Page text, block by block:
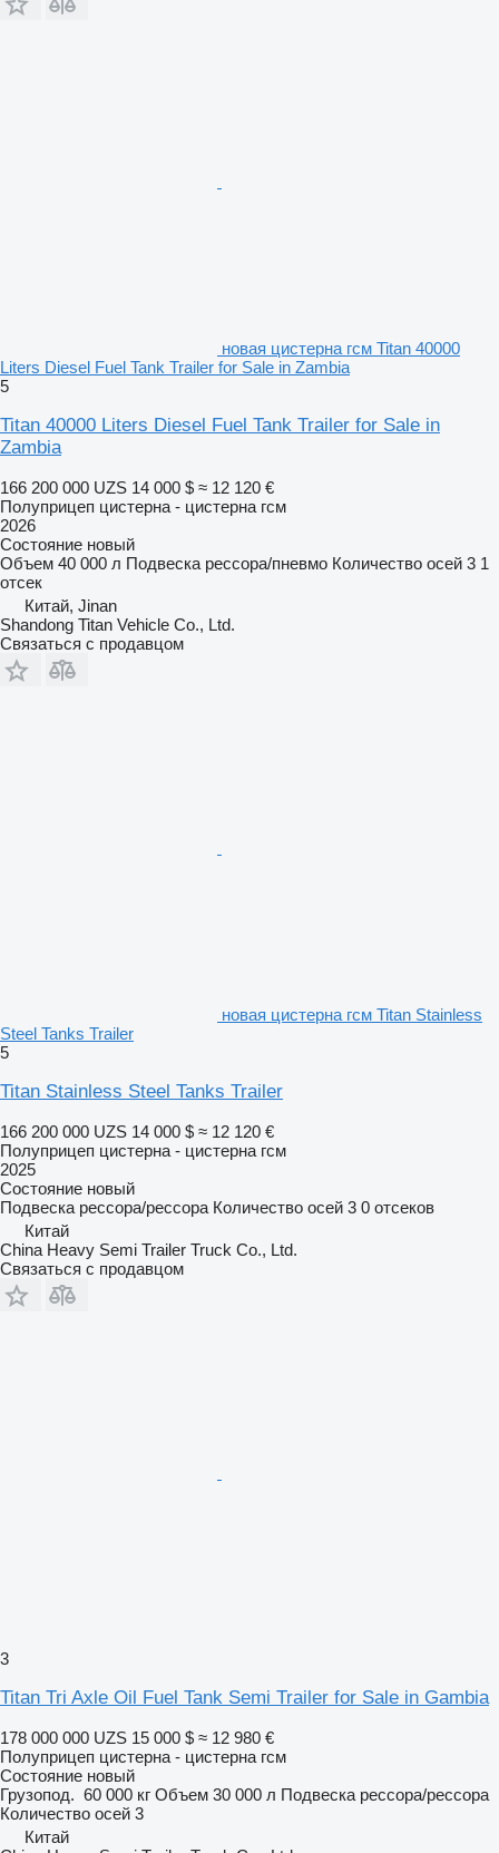
новая цистерна гсм Titan 40000
Liters Diesel Fuel Tank Trailer for Sale in Zambia
5
Titan 40000 Liters Diesel Fuel Tank Trailer for Sale in
Zambia
166 200 000 UZS 14 000 $ ≈ 12 120 €
Полуприцеп цистерна - цистерна гсм
2026
Состояние новый
Объем 40 000 л Подвеска рессора/пневмо Количество осей 3 1
отсек
Китай, Jinan
Shandong Titan Vehicle Co., Ltd.
Связаться с продавцом
новая цистерна гсм Titan Stainless
Steel Tanks Trailer
5
Titan Stainless Steel Tanks Trailer
166 200 000 UZS 14 000 $ ≈ 12 120 €
Полуприцеп цистерна - цистерна гсм
2025
Состояние новый
Подвеска рессора/рессора Количество осей 3 0 отсеков
Китай
China Heavy Semi Trailer Truck Co., Ltd.
Связаться с продавцом
3
Titan Tri Axle Oil Fuel Tank Semi Trailer for Sale in Gambia
178 000 000 UZS 15 000 $ ≈ 12 980 €
Полуприцеп цистерна - цистерна гсм
Состояние новый
Грузопод. 60 000 кг Объем 30 000 л Подвеска рессора/рессора
Количество осей 3
Китай